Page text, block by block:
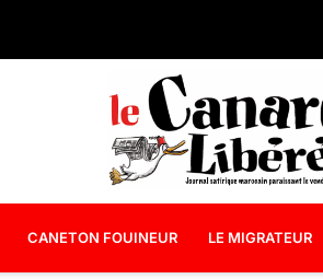
CANETON FOUINEUR LE MIGRATEUR